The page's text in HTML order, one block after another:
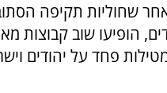
שנים לאחר שחוליות תקיפה
הופיעו שוב קבוצות
פחד על יהודים